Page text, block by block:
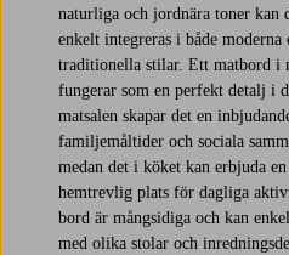
naturliga och jordnära toner kan
enkelt integreras i både moderna
traditionella stilar. Ett matbord i
fungerar som en perfekt detalj i
matsalen skapar det en
familjemåltider och sociala
medan det i köket kan erbjuda
hemtrevlig plats för dagliga
bord är mångsidiga och kan
med olika stolar och